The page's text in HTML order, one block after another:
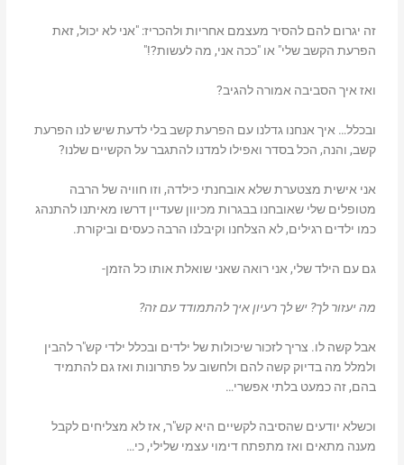
זה יגרום להם להסיר מעצמם אחריות ולהכריז:"אני לא יכול, זאת
הפרעת הקשב שלי" או "ככה אני, מה לעשות?!"
ואז איך הסביבה אמורה להגיב?
ובכלל… איך אנחנו גדלנו עם הפרעת קשב בלי לדעת שיש לנו הפרעת
קשב, והנה, הכל בסדר ואפילו למדנו להתגבר על הקשיים שלנו?
אני אישית מצטערת שלא אובחנתי כילדה, וזו חוויה של הרבה
מטופלים שלי שאובחנו בבגרות מכיוון שעדיין דרשו מאיתנו להתנהג
כמו ילדים רגילים, לא הצלחנו וקיבלנו הרבה כעסים וביקורת.
גם עם הילד שלי, אני רואה שאני שואלת אותו כל הזמן-
מה יעזור לך? יש לך רעיון איך להתמודד עם זה?
אבל קשה לו. צריך לזכור שיכולות של ילדים ובכלל ילדי קש"ר להבין
ולמלל מה בדיוק קשה להם ולחשוב על פתרונות ואז גם להתמיד
בהם, זה כמעט בלתי אפשרי…
וכשלא יודעים שהסיבה לקשיים היא קש"ר, אז לא מצליחים לקבל
מענה מתאים ואז מתפתח דימוי עצמי שלילי, כי…